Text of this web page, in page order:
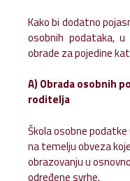
Kako bi dodatno
osobnih podataka,
obrade za pojedine
A) Obrada osobnih
roditelja
Škola osobne
na temelju obveza
obrazovanju u
određene svrhe.